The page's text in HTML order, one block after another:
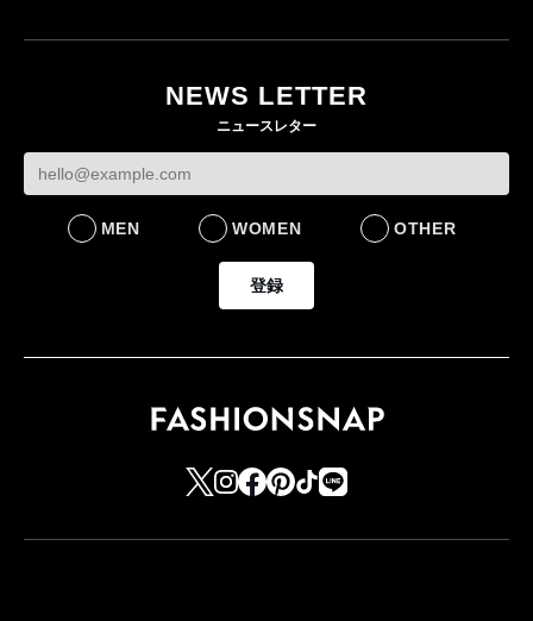
ケットなど7型を発売
FASHION
NEWS LETTER
ニュースレター
MEN WOMEN OTHER
登録